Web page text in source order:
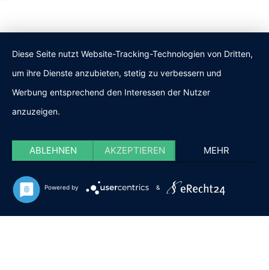
Diese Seite nutzt Website-Tracking-Technologien von Dritten,
um ihre Dienste anzubieten, stetig zu verbessern und
Werbung entsprechend den Interessen der Nutzer
anzuzeigen.
ABLEHNEN AKZEPTIEREN MEHR
Powered by &